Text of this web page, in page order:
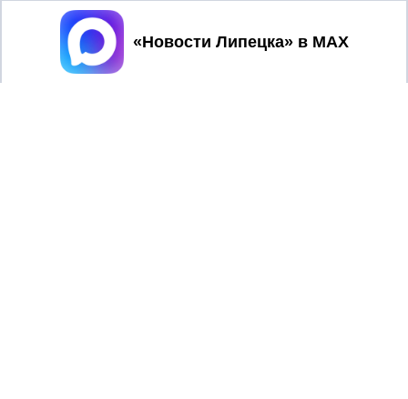
Принять